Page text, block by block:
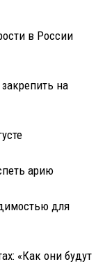
в России
на
арию
для
«Как они будут